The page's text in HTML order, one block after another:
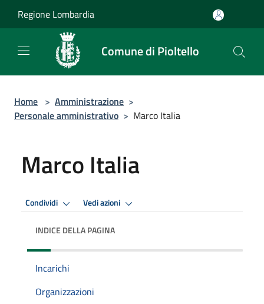
Regione Lombardia
Comune di Pioltello
Home > Amministrazione >
Personale amministrativo > Marco Italia
Marco Italia
Condividi Vedi azioni
INDICE DELLA PAGINA
Incarichi
Organizzazioni